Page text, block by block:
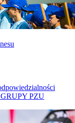
GRUPY PZU